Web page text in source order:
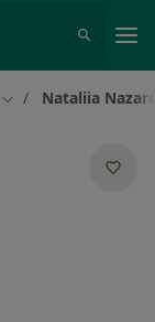
Zmień miasto
Nataliia